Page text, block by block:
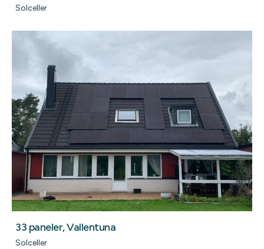
Solceller
33 paneler, Vallentuna
Solceller